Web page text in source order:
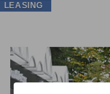
LEASING